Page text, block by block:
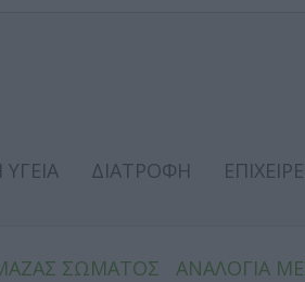
ΔΙΑΤΡΟΦΗ
ΣΩΜΑΤΟΣ
ΑΝΑΛΟΓΙΑ